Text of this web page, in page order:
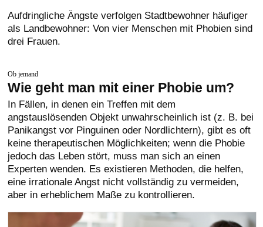
Aufdringliche Ängste verfolgen Stadtbewohner häufiger
als Landbewohner: Von vier Menschen mit Phobien sind
drei Frauen.
Ob jemand
Wie geht man mit einer Phobie um?
In Fällen, in denen ein Treffen mit dem
angstauslösenden Objekt unwahrscheinlich ist (z. B. bei
Panikangst vor Pinguinen oder Nordlichtern), gibt es oft
keine therapeutischen Möglichkeiten; wenn die Phobie
jedoch das Leben stört, muss man sich an einen
Experten wenden. Es existieren Methoden, die helfen,
eine irrationale Angst nicht vollständig zu vermeiden,
aber in erheblichem Maße zu kontrollieren.